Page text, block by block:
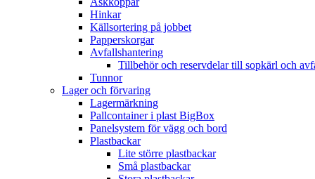
Hinkar
Källsortering på jobbet
Papperskorgar
Avfallshantering
Tillbehör och reservdelar till sopkärl och
Tunnor
Lager och förvaring
Lagermärkning
Pallcontainer i plast BigBox
Panelsystem för vägg och bord
Plastbackar
Lite större plastbackar
Små plastbackar